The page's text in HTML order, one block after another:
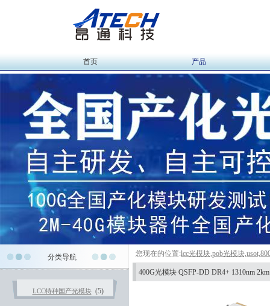
首页 产品
分类导航
LCC特种国产光模块(5)
您现在的位置:lcc光模块,pob光模块
400G光模块 QSFP-DD DR4+ 1310nm 2km